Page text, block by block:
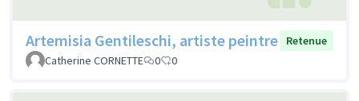
Artemisia Gentileschi, artiste peintre
Retenue
Catherine CORNETTE
0 0